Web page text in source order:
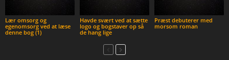
Lær omsorg og
egenomsorg ved at læse
denne bog (1)
Havde svært ved at sætte
logo og bogstaver op så
de hang lige
Præst debuterer med
morsom roman